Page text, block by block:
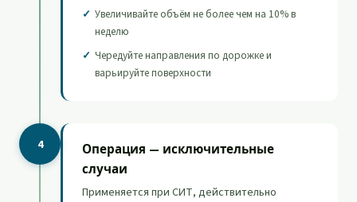
Увеличивайте объём не более чем на 10% в
неделю
Чередуйте направления по дорожке и
варьируйте поверхности
4
Операция — исключительные
случаи
Применяется при СИТ, действительно